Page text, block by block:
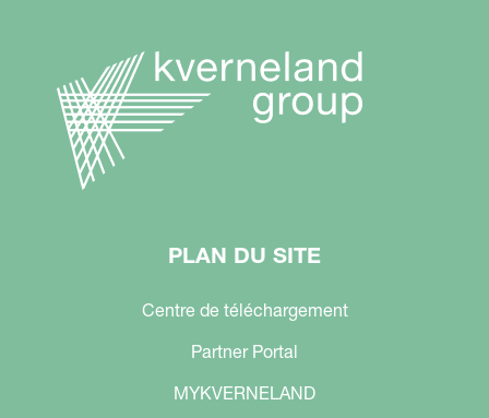
PLAN DU SITE
Centre de téléchargement
Partner Portal
MYKVERNELAND